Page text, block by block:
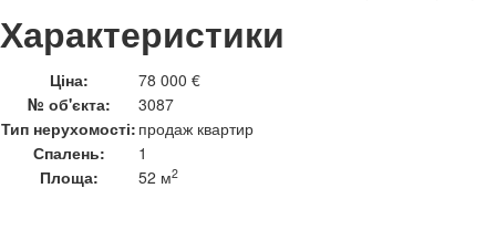
Характеристики
Ціна:
78 000 €
№ об'єкта:
3087
Тип нерухомості: продаж квартир
Спалень:
1
Площа:
52 м2